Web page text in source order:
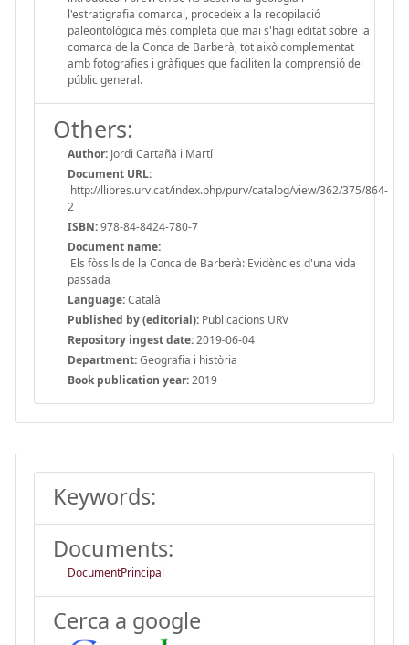
l'estratigrafia comarcal, procedeix a la recopilació
paleontològica més completa que mai s'hagi editat sobre la
comarca de la Conca de Barberà, tot això complementat
amb fotografies i gràfiques que faciliten la comprensió del
públic general.
Others:
Author: Jordi Cartañà i Martí
Document URL:
http://llibres.urv.cat/index.php/purv/catalog/view/362/375/864-
2
ISBN:978-84-8424-780-7
Document name:
Els fòssils de la Conca de Barberà: Evidències d'una vida
passada
Language:Català
Published by (editorial): Publicacions URV
Repository ingest date:2019-06-04
Department:Geografia i història
Book publication year:2019
Keywords:
Documents:
DocumentPrincipal
Cerca a google